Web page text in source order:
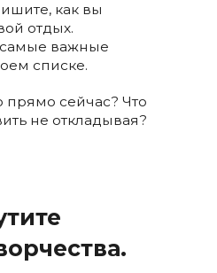
как вы
отдых.
важные
списке.
прямо сейчас? Что
не откладывая?